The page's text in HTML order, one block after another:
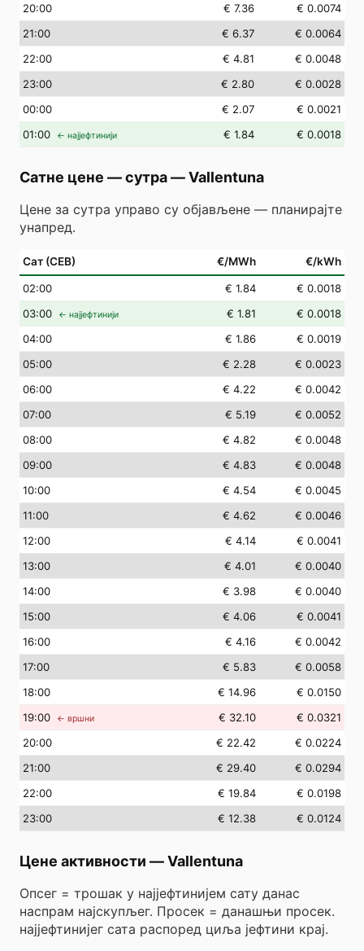
20:00 € 7.36
€ 0.0074
21:00 € 6.37
€ 0.0064
22:00 € 4.81
€ 0.0048
23:00 € 2.80
€ 0.0028
00:00 € 2.07
€ 0.0021
01:00 ← најјефтинији € 1.84 € 0.0018
Сатне цене — сутра—Vallentuna
Цене за сутра управо су објављене — планирајте
унапред.
Сат (СЕВ) €/MWh €/kWh
02:00 € 1.84
€ 0.0018
03:00 ← најјефтинији € 1.81
€ 0.0018
04:00 € 1.86
€ 0.0019
05:00 € 2.28
€ 0.0023
06:00 € 4.22
€ 0.0042
07:00 € 5.19
€ 0.0052
08:00 € 4.82
€ 0.0048
09:00 € 4.83
€ 0.0048
10:00 € 4.54
€ 0.0045
11:00 € 4.62
€ 0.0046
12:00 € 4.14
€ 0.0041
13:00 € 4.01
€ 0.0040
14:00 € 3.98
€ 0.0040
15:00 € 4.06
€ 0.0041
16:00 € 4.16
€ 0.0042
17:00 € 5.83
€ 0.0058
18:00 € 14.96
€ 0.0150
19:00 ← вршни € 32.10
€ 0.0321
20:00 € 22.42
€ 0.0224
21:00 € 29.40
€ 0.0294
22:00 € 19.84
€ 0.0198
23:00 € 12.38 € 0.0124
Цене активности —Vallentuna
Опсег = трошак у најјефтинијем сату данас
наспрам најскупљег. Просек = данашњи просек.
најјефтинијег сата распоред циља јефтини крај.